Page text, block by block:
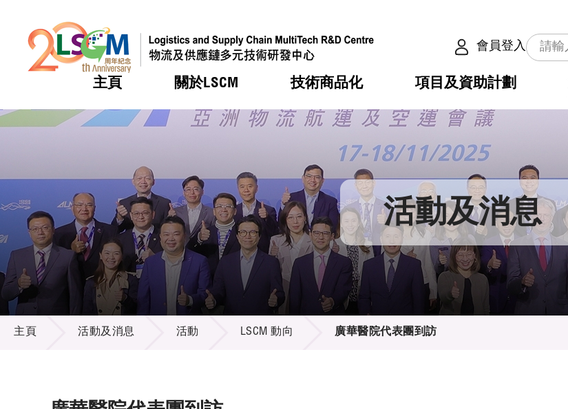
會員登入
主頁 關於LSCM
熱門 機構簡介
組織架構
組織架構
董事局
研究顧問
招標通告
技術商品化
熱門 服務
可獲授權之技術
應用於公共服務之創新技術
重點項目
項目及資助計劃
熱門 合作計劃
資助計劃
資助計劃
稅務優惠
申請
評審
徵求研發項目計劃書
項目資料庫
熱門 活動
獎項
新聞中心
媒體報導
新聞稿
資訊中心
多媒體
出版刊物
熱門 會籍及服務
會員列表
會員登入 活動及消息
活動及消息
主頁 活動及消息 活動 LSCM 動向 廣華醫院代表團到訪